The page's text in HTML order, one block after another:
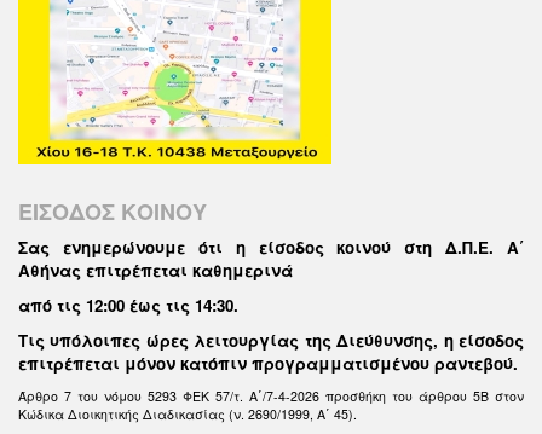
ΕΙΣΟΔΟΣ ΚΟΙΝΟΥ
Σας ενημερώνουμε ότι η είσοδος κοινού στη Δ.Π.Ε. Α΄
Αθήνας επιτρέπεται καθημερινά
από τις 12:00 έως τις 14:30.
Τις υπόλοιπες ώρες λειτουργίας της Διεύθυνσης, η είσοδος
επιτρέπεται μόνον κατόπιν προγραμματισμένου ραντεβού.
Άρθρο 7 του νόμου 5293 ΦΕΚ 57/τ. Α΄/7-4-2026 προσθήκη του άρθρου 5Β στον
Κώδικα Διοικητικής Διαδικασίας (ν. 2690/1999, Α΄ 45).